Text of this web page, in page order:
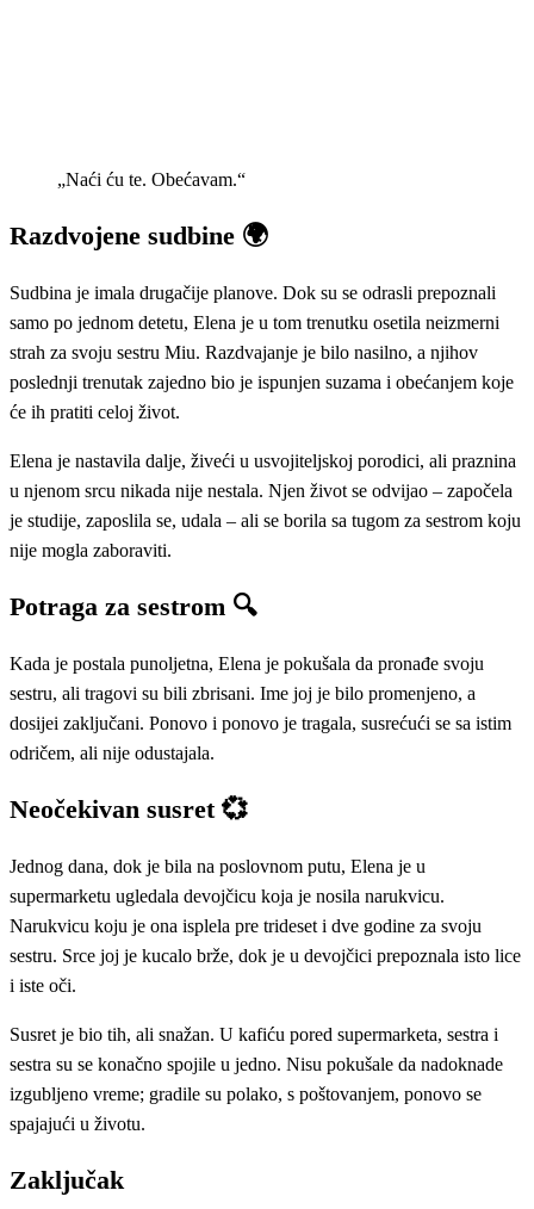
„Naći ću te. Obećavam.“
Razdvojene sudbine 🌍
Sudbina je imala drugačije planove. Dok su se odrasli prepoznali
samo po jednom detetu, Elena je u tom trenutku osetila neizmerni
strah za svoju sestru Miu. Razdvajanje je bilo nasilno, a njihov
poslednji trenutak zajedno bio je ispunjen suzama i obećanjem koje
će ih pratiti celoj život.
Elena je nastavila dalje, živeći u usvojiteljskoj porodici, ali praznina
u njenom srcu nikada nije nestala. Njen život se odvijao – započela
je studije, zaposlila se, udala – ali se borila sa tugom za sestrom koju
nije mogla zaboraviti.
Potraga za sestrom 🔍
Kada je postala punoljetna, Elena je pokušala da pronađe svoju
sestru, ali tragovi su bili zbrisani. Ime joj je bilo promenjeno, a
dosijei zaključani. Ponovo i ponovo je tragala, susrećući se sa istim
odričem, ali nije odustajala.
Neočekivan susret 💞
Jednog dana, dok je bila na poslovnom putu, Elena je u
supermarketu ugledala devojčicu koja je nosila narukvicu.
Narukvicu koju je ona isplela pre trideset i dve godine za svoju
sestru. Srce joj je kucalo brže, dok je u devojčici prepoznala isto lice
i iste oči.
Susret je bio tih, ali snažan. U kafiću pored supermarketa, sestra i
sestra su se konačno spojile u jedno. Nisu pokušale da nadoknade
izgubljeno vreme; gradile su polako, s poštovanjem, ponovo se
spajajući u životu.
Zaključak